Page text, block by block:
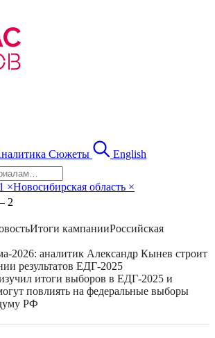
Сюжеты English
1 ×Новосибирская область ×
2
Итоги кампанииРоссийская
2026: аналитик Александр Кынев строит
результатов ЕДГ-2025
итоги выборов в ЕДГ-2025 и
повлиять на федеральные выборы
РФ